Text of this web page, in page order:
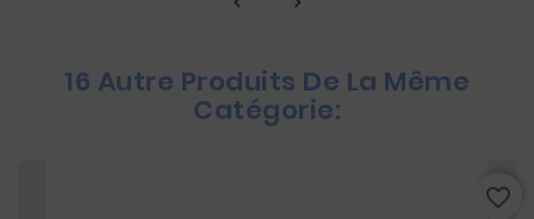
16 Autre Produits De La Même
Catégorie:
favorite_border